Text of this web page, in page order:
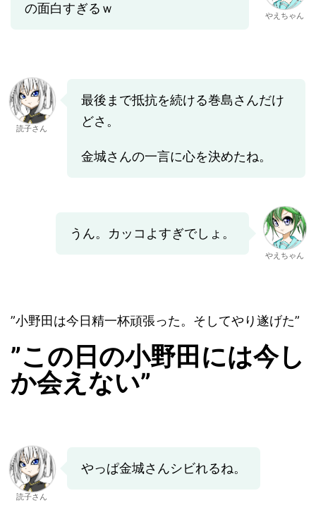
の面白すぎるｗ
やえちゃん
読子さん
最後まで抵抗を続ける巻島さんだけ
どさ。
金城さんの一言に心を決めたね。
うん。カッコよすぎでしょ。
やえちゃん
”小野田は今日精一杯頑張った。そしてやり遂げた”
”この日の小野田には今し
か会えない”
読子さん
やっぱ金城さんシビれるね。